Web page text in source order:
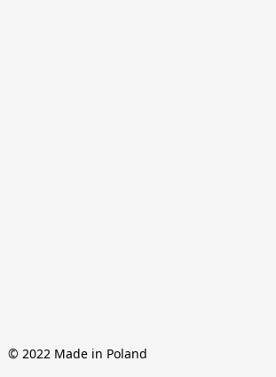
© 2022 Made in Poland